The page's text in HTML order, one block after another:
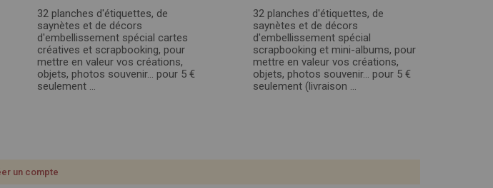
32 planches d'étiquettes, de
saynètes et de décors
d'embellissement spécial cartes
créatives et scrapbooking, pour
mettre en valeur vos créations,
objets, photos souvenir… pour 5 €
seulement ...
32 planches d'étiquettes, de
saynètes et de décors
d'embellissement spécial
scrapbooking et mini-albums, pour
mettre en valeur vos créations,
objets, photos souvenir… pour 5 €
seulement (livraison ...
un compte